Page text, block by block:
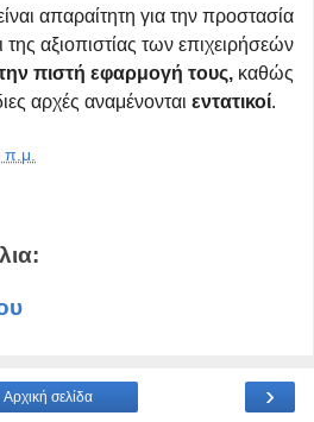
απαραίτητη για την προστασία
αξιοπιστίας των επιχειρήσεών
πιστή εφαρμογή τους, καθώς
αρχές αναμένονται εντατικοί.
9:11 π.μ.
›
Αρχική σελίδα